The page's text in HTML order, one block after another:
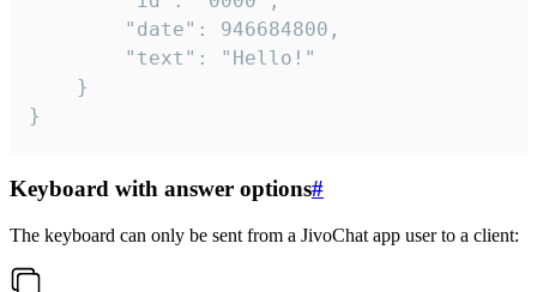
}
Keyboard with answer options#
The keyboard can only be sent from a JivoChat app user to a client: